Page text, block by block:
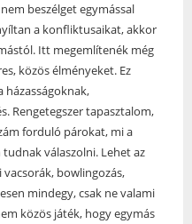
beszélget egymással
a konfliktusaikat, akkor
Itt megemlítenék még
közös élményeket. Ez
házasságoknak,
Rengetegszer tapasztalom,
forduló párokat, mi a
válaszolni. Lehet az
bowlingozás,
mindegy, csak ne valami
közös játék, hogy egymás